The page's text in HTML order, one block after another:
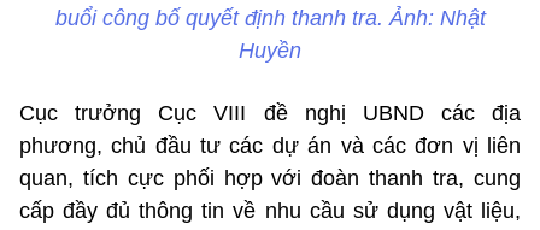
buổi công bố quyết định thanh tra. Ảnh: Nhật
Huyền
Cục trưởng Cục VIII đề nghị UBND các địa
phương, chủ đầu tư các dự án và các đơn vị liên
quan, tích cực phối hợp với đoàn thanh tra, cung
cấp đầy đủ thông tin về nhu cầu sử dụng vật liệu,